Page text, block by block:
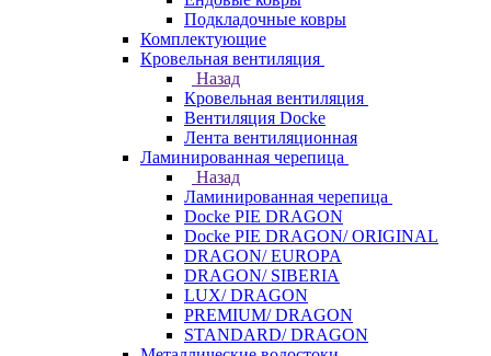
Подкладочные ковры
Комплектующие
Кровельная вентиляция
Назад
Кровельная вентиляция
Вентиляция Docke
Лента вентиляционная
Ламинированная черепица
Назад
Ламинированная черепица
Docke PIE DRAGON
Docke PIE DRAGON/ ORIGINAL
DRAGON/ EUROPA
DRAGON/ SIBERIA
LUX/ DRAGON
PREMIUM/ DRAGON
STANDARD/ DRAGON